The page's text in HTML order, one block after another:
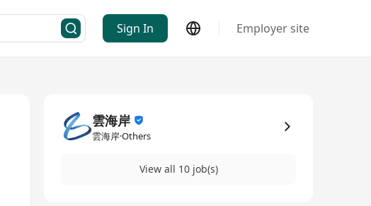
Sign In Employer site
雲海岸
雲海岸·Others
View all 10 job(s)